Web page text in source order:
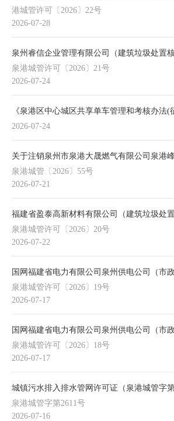
港城管许可〔2026〕22号
2026-07-28
泉州睿信企业管理有限公司（建筑垃圾处置
泉港城管许可〔2026〕21号
2026-07-24
《泉港区中心城区共享单车管理和考核办法(
2026-07-24
关于注销泉州市泉港大晟燃气有限公司泉港
泉港城管〔2026〕55号
2026-07-21
福建省盈泰高新材料有限公司（建筑垃圾处
泉港城管许可〔2026〕20号
2026-07-22
国网福建省电力有限公司泉州供电公司（市
泉港城管许可〔2026〕19号
2026-07-17
国网福建省电力有限公司泉州供电公司（市
泉港城管许可〔2026〕18号
2026-07-17
城镇污水排入排水管网许可证（泉港城管字第
泉港城管字第2611号
2026-07-16